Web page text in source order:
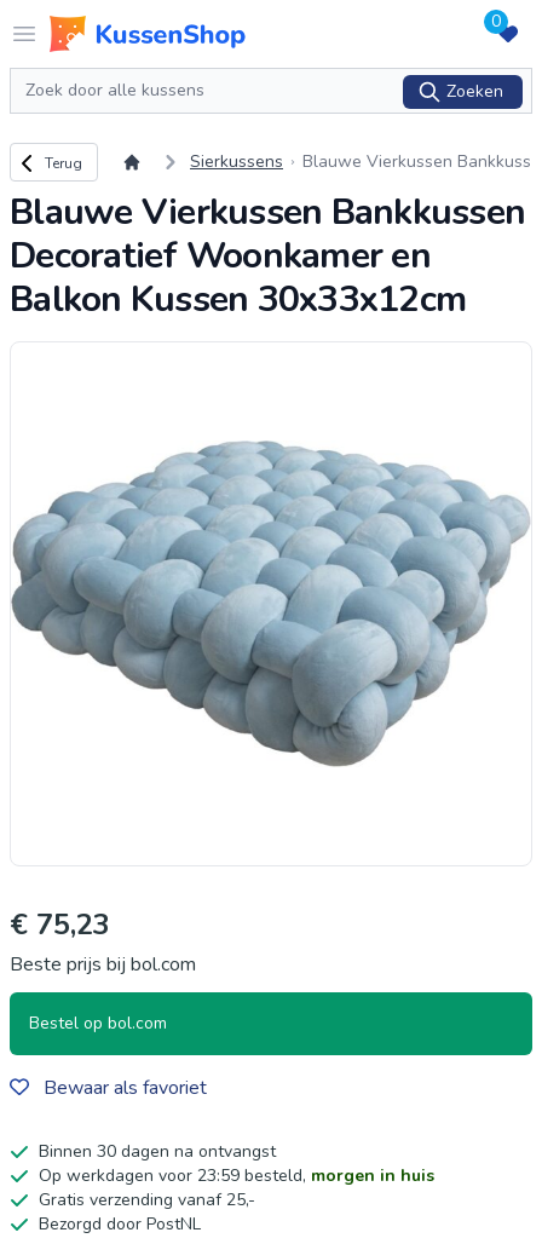
Open menu
Logo www.kussenshop.nl 0
Zoeken
Zoeken
Terug naar overzicht
Terug Sierkussens
Blauwe Vierkussen Bankkuss
Balkon Kussen 30x33x12cm
Blauwe Vierkussen Bankkussen
Decoratief Woonkamer en
Balkon Kussen 30x33x12cm
€ 75,23
Beste prijs bij bol.com
Bestel op bol.com
Bewaar als favoriet
Binnen 30 dagen na ontvangst
Op werkdagen voor 23:59 besteld, morgen in huis
Gratis verzending vanaf 25,-
Bezorgd door PostNL